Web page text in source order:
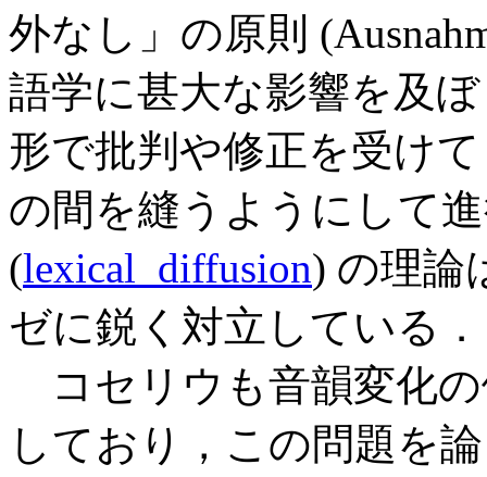
外なし」の原則
語学に甚大な影響を及
形で批判や修正を受け
の間を縫うようにして
(lexical_diffusion) の理論
ゼに鋭く対立している．
コセリウも音韻変化
しており，この問題を